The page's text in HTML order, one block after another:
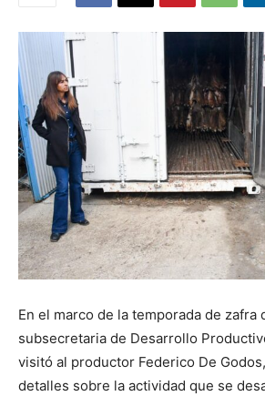
En el marco de la temporada de zafra
subsecretaria de Desarrollo
visitó al productor Federico De
detalles sobre la actividad que se